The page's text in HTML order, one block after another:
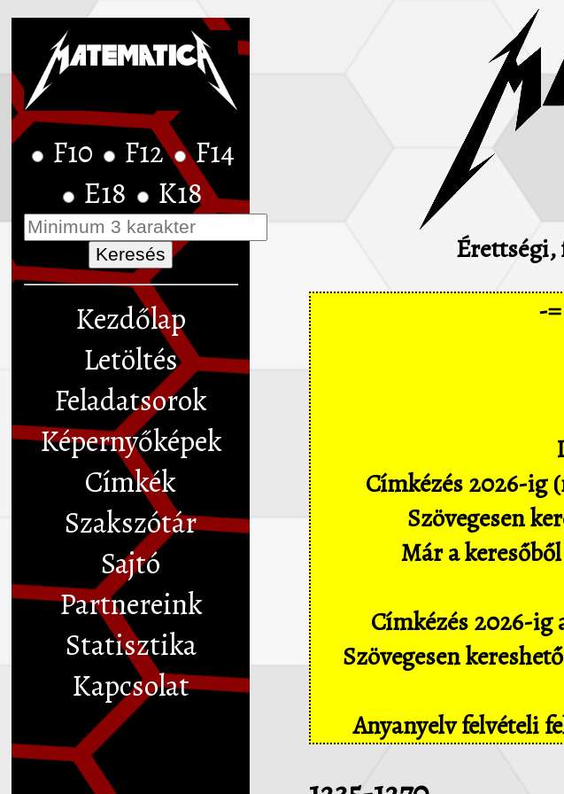
F10 F12
F14
E18
K18
Kezdőlap
Letöltés
Feladatsorok
Képernyőképek
Címkék
Szakszótár
Sajtó
Partnereink
Statisztika
Kapcsolat
Érettségi,
-
Címkézés 2026-ig
Szövegesen
Már a
Címkézés 2026-
Szövegesen
Anyanyelv felvételi